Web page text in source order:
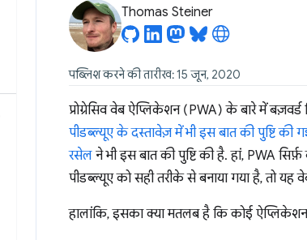
Thomas Steiner
पब्लिश करने की तारीख: 15 जून, 2020
प्रोग्रेसिव वेब ऐप्लिकेशन (PWA) के बारे में
पीडब्ल्यूए के दस्तावेज़ में भी इस बात की पुष्टि की
रसेल ने भी इस बात की पुष्टि की है. हां, PWA
पीडब्ल्यूए को सही तरीके से बनाया गया है, तो यह
हालांकि, इसका क्या मतलब है कि कोई